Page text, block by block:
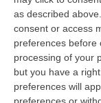
as described
consent or access
preferences before
processing of your
but you have a
preferences will
salute e
ovvero:
Coronavirus;
Personale